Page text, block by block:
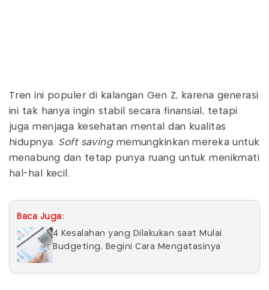
Tren ini populer di kalangan Gen Z, karena generasi
ini tak hanya ingin stabil secara finansial, tetapi
juga menjaga kesehatan mental dan kualitas
hidupnya. Soft savingmemungkinkan mereka untuk
menabung dan tetap punya ruang untuk menikmati
hal-hal kecil.
Baca Juga:
4 Kesalahan yang Dilakukan saat Mulai
Budgeting, Begini Cara Mengatasinya